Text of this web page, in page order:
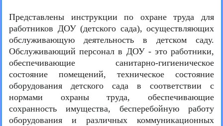
Представлены инструкции по охране труда для
работников ДОУ (детского сада), осуществляющих
обслуживающую деятельность в детском саду.
Обслуживающий персонал в ДОУ - это работники,
обеспечивающие санитарно-гигиеническое
состояние помещений, техническое состояние
оборудования детского сада в соответствии с
нормами охраны труда, обеспечивающие
сохранность имущества, бесперебойную работу
оборудования и различных коммуникационных